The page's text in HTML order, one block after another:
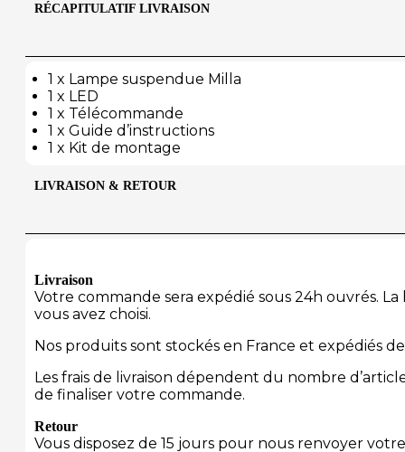
RÉCAPITULATIF LIVRAISON
1 x Lampe suspendue Milla
1 x LED
1 x Télécommande
1 x Guide d’instructions
1 x Kit de montage
LIVRAISON & RETOUR
Livraison
Votre commande sera expédié sous 24h ouvrés.
vous avez choisi.
Nos produits sont stockés en France et expédiés
Les frais de livraison dépendent du nombre
de finaliser votre commande.
Retour
Vous disposez de 15 jours pour nous renvoyer